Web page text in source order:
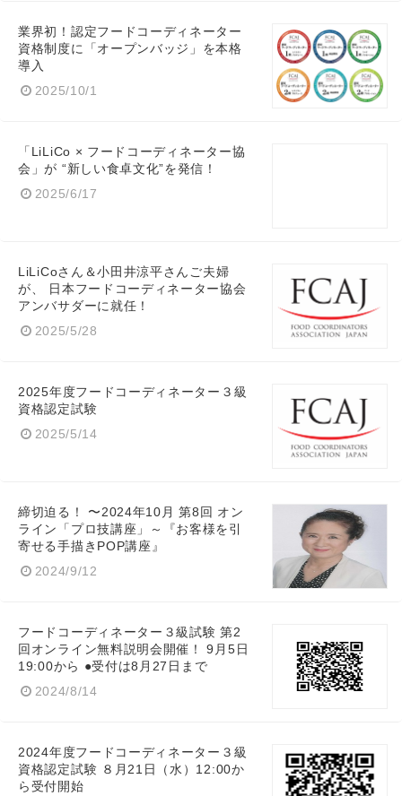
業界初！認定フードコーディネーター
資格制度に「オープンバッジ」を本格
導入
2025/10/1
「LiLiCo × フードコーディネーター協
会」が “新しい食卓文化”を発信！
2025/6/17
LiLiCoさん＆小田井涼平さんご夫婦
が、 日本フードコーディネーター協会
アンバサダーに就任！
2025/5/28
2025年度フードコーディネーター３級
資格認定試験
2025/5/14
締切迫る！ 〜2024年10月 第8回 オン
ライン「プロ技講座」～『お客様を引
寄せる手描きPOP講座』
2024/9/12
フードコーディネーター３級試験 第2
回オンライン無料説明会開催！ 9月5日
19:00から ●受付は8月27日まで
2024/8/14
2024年度フードコーディネーター３級
資格認定試験 ８月21日（水）12:00か
ら受付開始